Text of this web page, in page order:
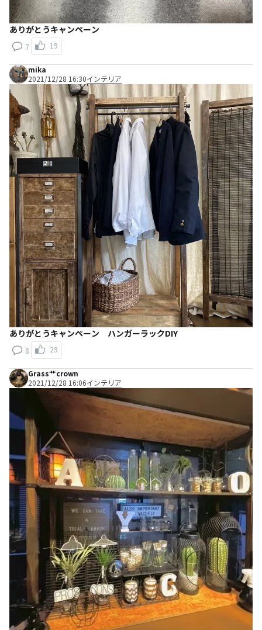
ありがとうキャンペーン
7 19
mika
2021/12/28 16:30インテリア
ありがとうキャンペーン ハンガーラックDIY
8 29
Grass艹crown
2021/12/28 16:06インテリア